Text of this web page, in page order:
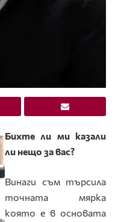
Бихте ли ми казали
ли нещо за вас?
Винаги съм търсила
точната мярка
която е в основата